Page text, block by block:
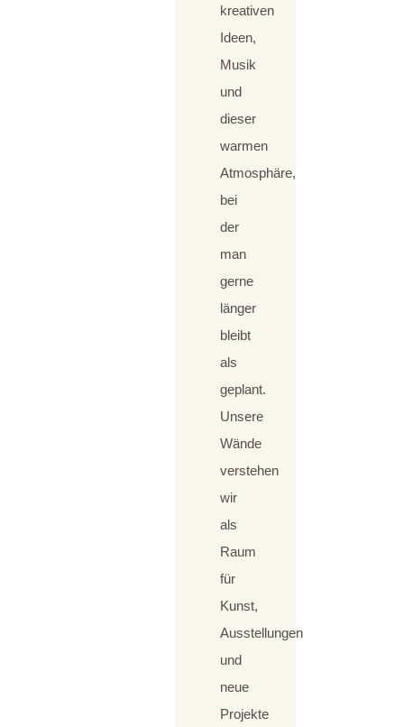
kreativen
Ideen,
Musik
und
dieser
warmen
Atmosphäre,
bei
der
man
gerne
länger
bleibt
als
geplant.
Unsere
Wände
verstehen
wir
als
Raum
für
Kunst,
Ausstellungen
und
neue
Projekte